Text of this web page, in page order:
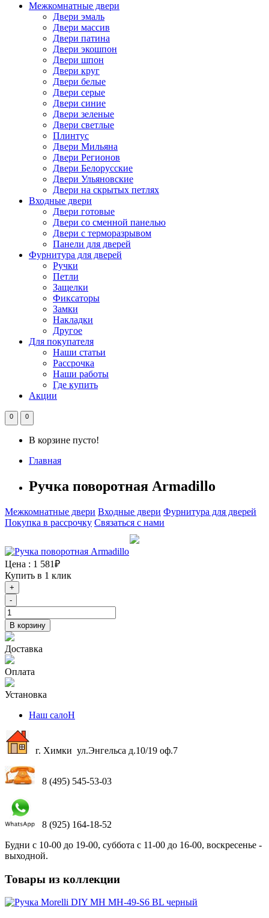
Межкомнатные двери
Двери эмаль
Двери массив
Двери патина
Двери экошпон
Двери шпон
Двери круг
Двери белые
Двери серые
Двери синие
Двери зеленые
Двери светлые
Плинтус
Двери Мильяна
Двери Регионов
Двери Белорусские
Двери Ульяновские
Двери на скрытых петлях
Входные двери
Двери готовые
Двери со сменной панелью
Двери с терморазрывом
Панели для дверей
Фурнитура для дверей
Ручки
Петли
Защелки
Фиксаторы
Замки
Накладки
Другое
Для покупателя
Наши статьи
Рассрочка
Наши работы
Где купить
Акции
0 0
В корзине пусто!
Главная
Ручка поворотная Armadillo
Межкомнатные двери Входные двери Фурнитура для дверей
Покупка в рассрочку Связаться с нами
Цена : 1 581₽
Купить в 1 клик
+
-
В корзину
Доставка
Оплата
Установка
Наш салоН
г. Химки ул.Энгельса д.10/19 оф.7
8 (495) 545-53-03
8 (925) 164-18-52
Будни с 10-00 до 19-00, суббота с 11-00 до 16-00, воскресенье -
выходной.
Товары из коллекции